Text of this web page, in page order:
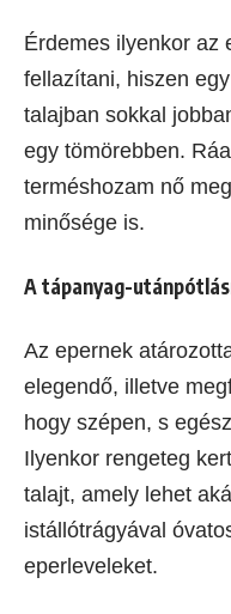
Érdemes ilyenkor az
fellazítani, hiszen
talajban sokkal
egy tömörebben.
terméshozam nő
minősége is.
A tápanyag-
Az epernek
elegendő, illetve
hogy szépen, s
Ilyenkor rengeteg
talajt, amely lehet
istállótrágyával
eperleveleket.